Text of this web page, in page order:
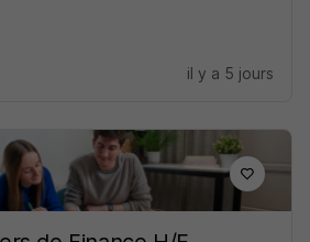
il y a 5 jours